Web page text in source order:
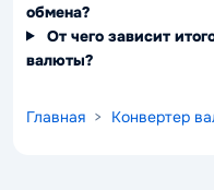
обмена?
От чего зависит
валюты?
Главная > Конвертер